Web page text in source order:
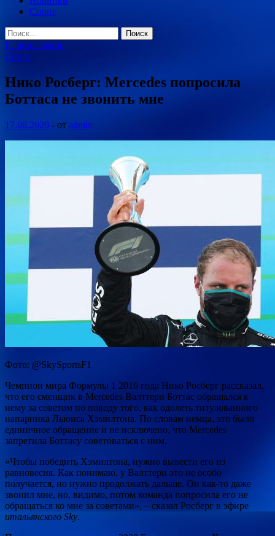
Спорт
Найти:
Главное меню
Спорт
Нико Росберг: Mercedes попросила
Боттаса не звонить мне
17.08.2020 - от admin
Фото: @SkySportsF1
Чемпион мира Формулы 1 2016 года Нико Росберг рассказал,
что его сменщик в Mercedes Валттери Боттас обращался к
нему за советом по поводу того, как одолеть титулованного
напарника Льюиса Хэмилтона. По словам немца, это было
единичное обращение и не исключено, что Mercedes
запретила Боттасу советоваться с ним.
«Чтобы победить Хэмилтона, нужно вывести его из
равновесия. Как понимаю, у Валттери это не особо
получается, но нужно продолжать дальше. Он как-то даже
звонил мне, но, видимо, потом команда попросила его не
обращаться ко мне за советами», – сказал Росберг в эфире
итальянского Sky.